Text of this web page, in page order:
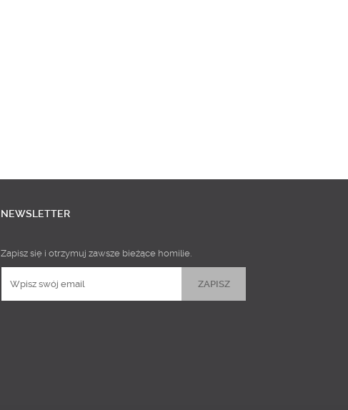
NEWSLETTER
Zapisz się i otrzymuj zawsze bieżące homilie.